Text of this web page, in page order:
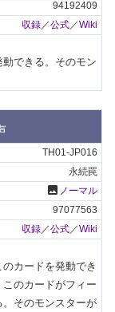
94192409
収録／公式／Wiki
できる。そのモン
TH01-JP016
永続罠
photo ノーマル
97077563
収録 ／公式 ／Wiki
カードを発動でき
のカードがフィー
そのモンスターが